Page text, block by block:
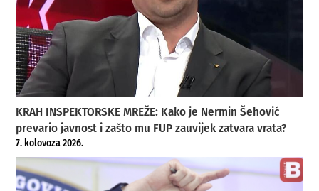
KRAH INSPEKTORSKE MREŽE: Kako je Nermin Šehović
prevario javnost i zašto mu FUP zauvijek zatvara vrata?
7. kolovoza 2026.